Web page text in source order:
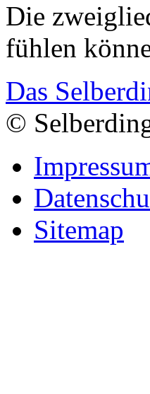
Die
fühlen
Das
©
Sitemap